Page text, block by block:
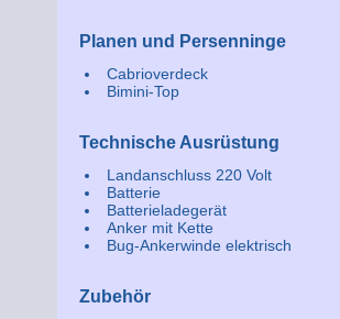
Planen und Persenninge
Cabrioverdeck
Bimini-Top
Technische Ausrüstung
Landanschluss 220 Volt
Batterie
Batterieladegerät
Anker mit Kette
Bug-Ankerwinde elektrisch
Zubehör